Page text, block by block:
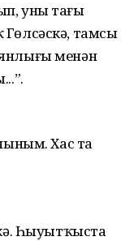
уны тағы
тамсы
менән
Хас та
Һыуытҡыста